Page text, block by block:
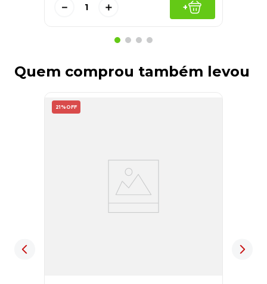
＋
－ +
Quem comprou também levou
21% OFF